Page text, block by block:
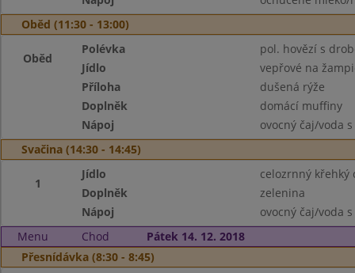
Oběd (11:30 - 13:00)
Oběd
Polévka
pol. hovězí s
Jídlo
vepřové na
Příloha
dušená rýže
Doplněk
domácí muffiny
Nápoj
ovocný čaj/voda
Svačina (14:30 - 14:45)
1
Jídlo
celozrnný křehký
Doplněk
zelenina
Nápoj
ovocný čaj/voda
Menu
Chod
Pátek 14. 12. 2018
Přesnídávka (8:30 - 8:45)